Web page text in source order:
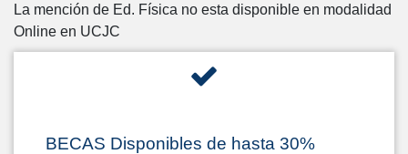
La mención de Ed. Física no esta disponible en modalidad
Online en UCJC
BECAS Disponibles de hasta 30%